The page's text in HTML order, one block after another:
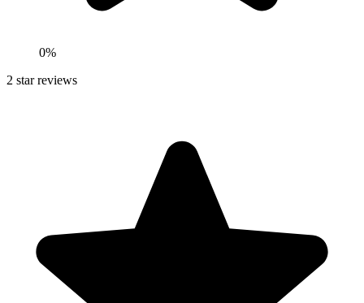
0%
2 star reviews